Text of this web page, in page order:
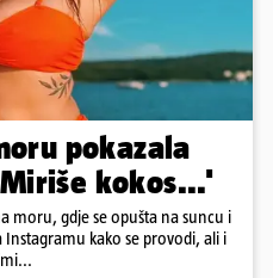
pokazala
kokos...'
moru, gdje se opušta na suncu i
kako se provodi, ali i